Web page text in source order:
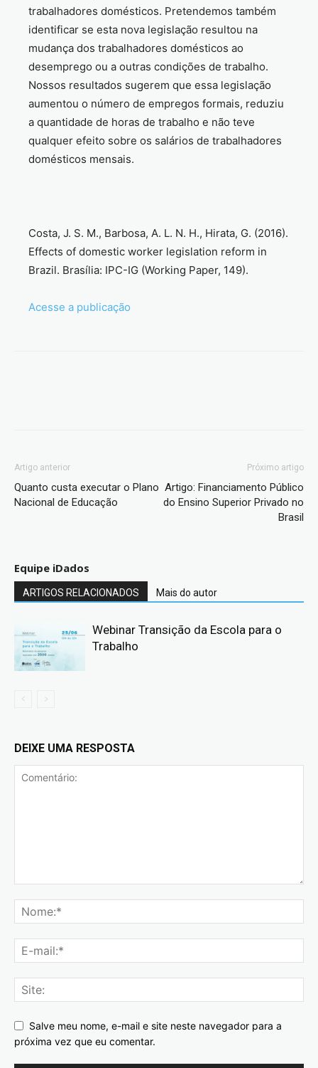
trabalhadores domésticos. Pretendemos também
identificar se esta nova legislação resultou na
mudança dos trabalhadores domésticos ao
desemprego ou a outras condições de trabalho.
Nossos resultados sugerem que essa legislação
aumentou o número de empregos formais, reduziu
a quantidade de horas de trabalho e não teve
qualquer efeito sobre os salários de trabalhadores
domésticos mensais.
Costa, J. S. M., Barbosa, A. L. N. H., Hirata, G. (2016).
Effects of domestic worker legislation reform in
Brazil. Brasília: IPC-IG (Working Paper, 149).
Acesse a publicação
Artigo anterior
Quanto custa executar o Plano
Nacional de Educação
Próximo artigo
Artigo: Financiamento Público
do Ensino Superior Privado no
Brasil
Equipe iDados
ARTIGOS RELACIONADOS Mais do autor
Webinar Transição da Escola para o
Trabalho
DEIXE UMA RESPOSTA
Salve meu nome, e-mail e site neste navegador para a
próxima vez que eu comentar.